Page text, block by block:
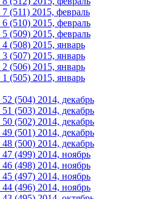
(511) 2015, февраль
(510) 2015, февраль
(509) 2015, февраль
(508) 2015, январь
(507) 2015, январь
(506) 2015, январь
(505) 2015, январь
(504) 2014, декабрь
(503) 2014, декабрь
(502) 2014, декабрь
(501) 2014, декабрь
(500) 2014, декабрь
(499) 2014, ноябрь
(498) 2014, ноябрь
(497) 2014, ноябрь
(496) 2014, ноябрь